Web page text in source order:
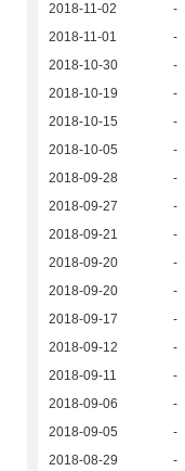
2018-11-02
-
2018-11-01
-
2018-10-30
-
2018-10-19
-
2018-10-15
-
2018-10-05
-
2018-09-28
-
2018-09-27
-
2018-09-21
-
2018-09-20
-
2018-09-20
-
2018-09-17
-
2018-09-12
-
2018-09-11
-
2018-09-06
-
2018-09-05
-
2018-08-29
-